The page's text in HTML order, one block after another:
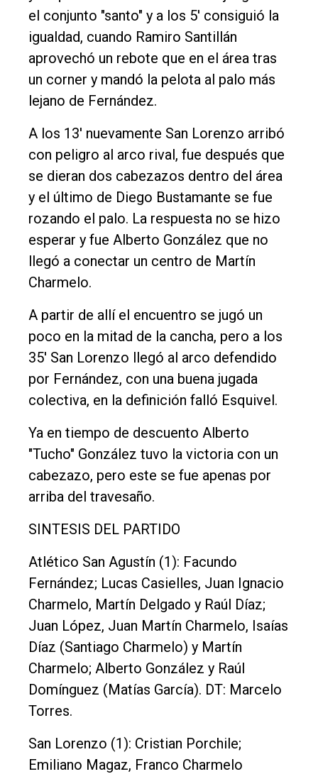
el conjunto "santo" y a los 5' consiguió la
igualdad, cuando Ramiro Santillán
aprovechó un rebote que en el área tras
un corner y mandó la pelota al palo más
lejano de Fernández.
A los 13' nuevamente San Lorenzo arribó
con peligro al arco rival, fue después que
se dieran dos cabezazos dentro del área
y el último de Diego Bustamante se fue
rozando el palo. La respuesta no se hizo
esperar y fue Alberto González que no
llegó a conectar un centro de Martín
Charmelo.
A partir de allí el encuentro se jugó un
poco en la mitad de la cancha, pero a los
35' San Lorenzo llegó al arco defendido
por Fernández, con una buena jugada
colectiva, en la definición falló Esquivel.
Ya en tiempo de descuento Alberto
"Tucho" González tuvo la victoria con un
cabezazo, pero este se fue apenas por
arriba del travesaño.
SINTESIS DEL PARTIDO
Atlético San Agustín (1): Facundo
Fernández; Lucas Casielles, Juan Ignacio
Charmelo, Martín Delgado y Raúl Díaz;
Juan López, Juan Martín Charmelo, Isaías
Díaz (Santiago Charmelo) y Martín
Charmelo; Alberto González y Raúl
Domínguez (Matías García). DT: Marcelo
Torres.
San Lorenzo (1): Cristian Porchile;
Emiliano Magaz, Franco Charmelo